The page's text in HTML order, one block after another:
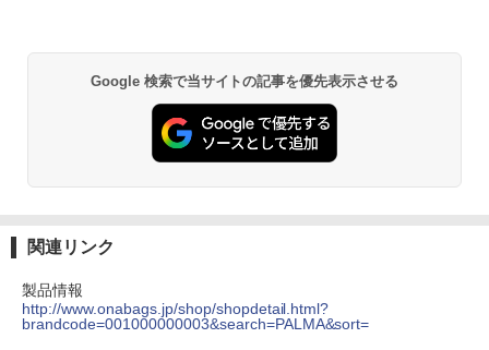
Google 検索で当サイトの記事を優先表示させる
関連リンク
製品情報
http://www.onabags.jp/shop/shopdetail.html?
brandcode=001000000003&search=PALMA&sort=